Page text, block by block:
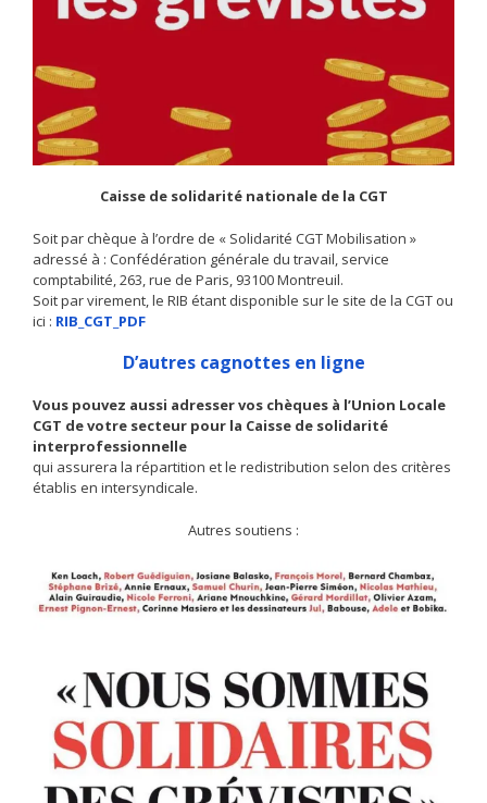
Caisse de solidarité nationale de la CGT
Soit par chèque à l’ordre de « Solidarité CGT Mobilisation »
adressé à : Confédération générale du travail, service
comptabilité, 263, rue de Paris, 93100 Montreuil.
Soit par virement, le RIB étant disponible sur le site de la CGT ou
ici : RIB_CGT_PDF
D’autres cagnottes en ligne
Vous pouvez aussi adresser vos chèques à l’Union Locale
CGT de votre secteur pour la Caisse de solidarité
interprofessionnelle
qui assurera la répartition et le redistribution selon des critères
établis en intersyndicale.
Autres soutiens :